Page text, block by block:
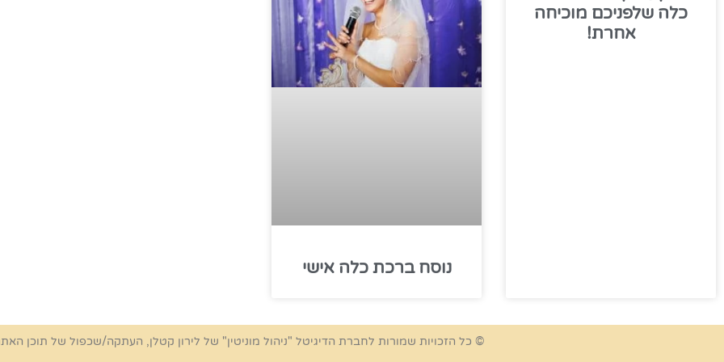
כלה שלפניכם מוכיחה
אחרת!
נוסח ברכת כלה אישי
© כל הזכויות שמורות לחברת הדיגיטל "ניהול מוניטין" של לירון קטלן, העתקה/שכפול של תוכן